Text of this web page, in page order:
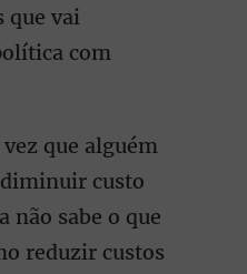
que vai
com
que alguém
custo
não sabe o que
reduzir custos